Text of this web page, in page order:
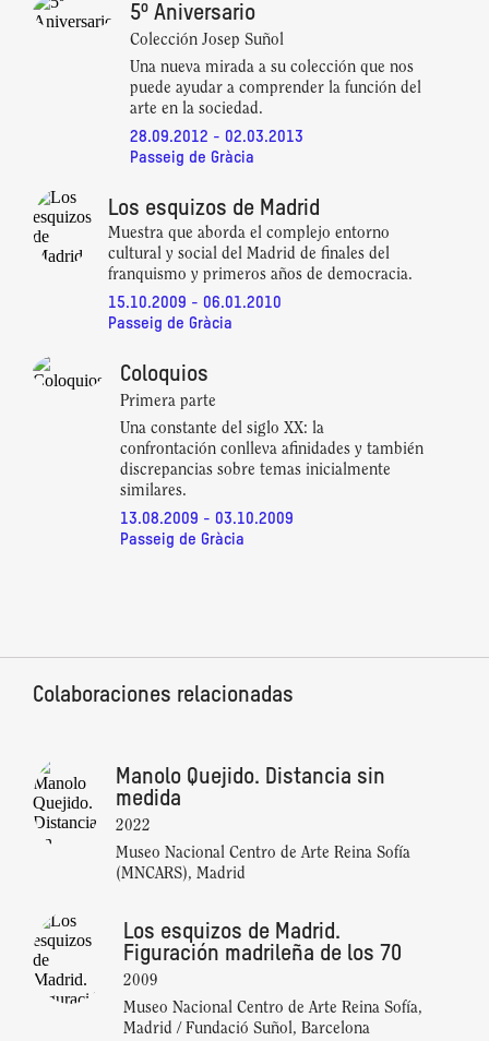
5º Aniversario
Colección Josep Suñol
Una nueva mirada a su colección que nos
puede ayudar a comprender la función del
arte en la sociedad.
28.09.2012 - 02.03.2013
Passeig de Gràcia
Los esquizos de Madrid
Muestra que aborda el complejo entorno
cultural y social del Madrid de finales del
franquismo y primeros años de democracia.
15.10.2009 - 06.01.2010
Passeig de Gràcia
Coloquios
Primera parte
Una constante del siglo XX: la
confrontación conlleva afinidades y también
discrepancias sobre temas inicialmente
similares.
13.08.2009 - 03.10.2009
Passeig de Gràcia
Colaboraciones relacionadas
Manolo Quejido. Distancia sin
medida
2022
Museo Nacional Centro de Arte Reina Sofía
(MNCARS), Madrid
Los esquizos de Madrid.
Figuración madrileña de los 70
2009
Museo Nacional Centro de Arte Reina Sofía,
Madrid / Fundació Suñol, Barcelona